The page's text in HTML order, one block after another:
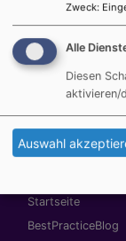
zu den
Hauptnavigation
Startseite
BestPracticeBlog
Zweck:
Alle
Diesen
aktivieren/
Auswahl